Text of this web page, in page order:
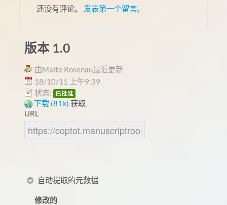
还没有评论。 发表第一个留言。
版本 1.0
由Malte Rosenau最近更新
18/10/11 上午9:39
状态: 已批准
下载 (81k) 获取
URL
自动提取的元数据
修改的